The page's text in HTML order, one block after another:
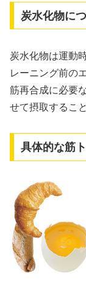
炭水化物に
炭水化物は運動
レーニング前の
筋再合成に必要
せて摂取するこ
具体的な筋